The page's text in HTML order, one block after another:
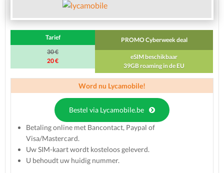
Tarief
30 €
20 €
PROMO Cyberweek deal
eSIM beschikbaar
39GB roaming in de EU
Word nu Lycamobile!
Betaling online met Bancontact, Paypal of
Visa/Mastercard.
Uw SIM-kaart wordt kosteloos geleverd.
U behoudt uw huidig nummer.
Bestel via Lycamobile.be